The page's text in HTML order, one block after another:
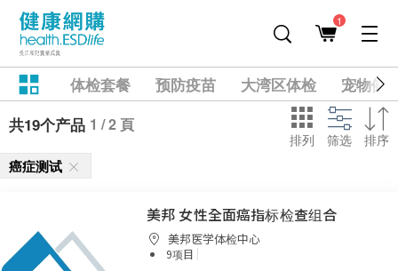
1
体检套餐 预防疫苗 大湾区体检
宠物健
共19个产品 1 / 2 頁
排列 筛选 排序
癌症测试
美邦 女性全面癌指标检查组合
美邦医学体检中心
9项目 |